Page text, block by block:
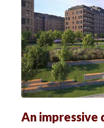
An impressive